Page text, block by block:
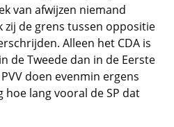
van afwijzen niemand
de grens tussen oppositie
Alleen het CDA is
de Tweede dan in de Eerste
doen evenmin ergens
hoe lang vooral de SP dat